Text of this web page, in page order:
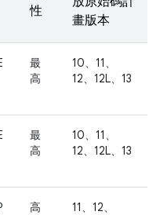
性
畫版本
最
高
10、11、
12、12L、13
最
高
10、11、
12、12L、13
高
11、12、